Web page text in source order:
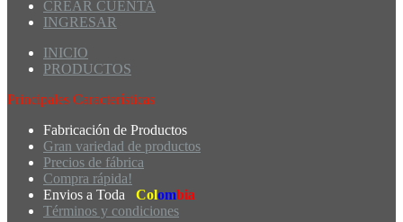
CREAR CUENTA
INGRESAR
INICIO
PRODUCTOS
Principales Características
Fabricación de Productos
Gran variedad de productos
Precios de fábrica
Compra rápida!
Envios a Toda
Colombia
Términos y condiciones